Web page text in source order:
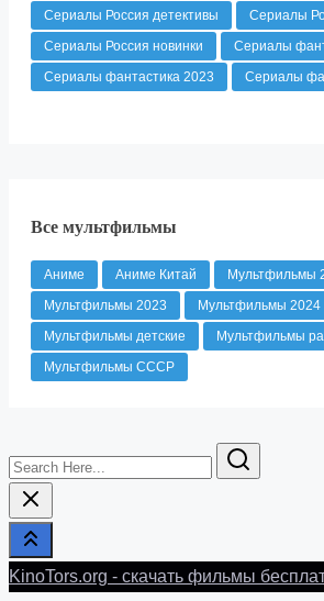
Сериалы Россия детективы
Сериалы
Сериалы Россия новинки
Сериалы
Сериалы фантастика 2023
Сериалы
Все мультфильмы
Аниме Аниме Китай
Мультфильмы
Мультфильмы 2023
Мультфильмы 2024
Мультфильмы детские
Мультфильмы
Мультфильмы СССР
Search
Here...
KinoTors.org - скачать фильмы